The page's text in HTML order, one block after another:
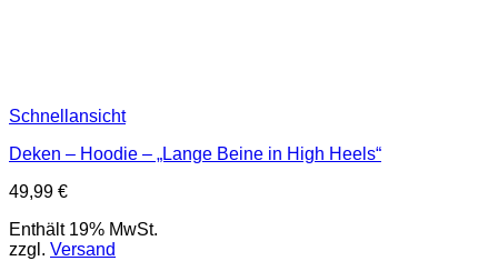
Schnellansicht
Deken – Hoodie – „Lange Beine in High Heels“
49,99 €
Enthält 19% MwSt.
zzgl. Versand